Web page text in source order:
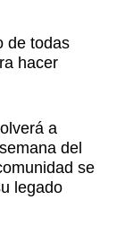
de todas
hacer
a
del
se
legado